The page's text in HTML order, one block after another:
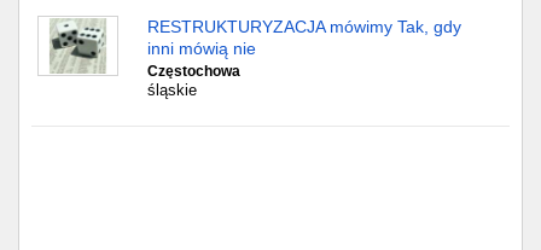
RESTRUKTURYZACJA mówimy Tak, gdy
inni mówią nie
Częstochowa
śląskie
Olsztyn